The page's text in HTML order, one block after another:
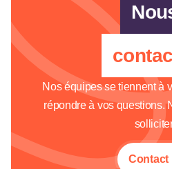
Nos équipes se tiennent à
répondre à vos questions.
Contact